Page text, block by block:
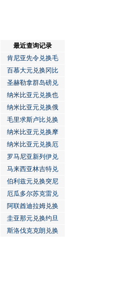
最近查询记录
肯尼亚先令兑换毛
百慕大元兑换冈比
圣赫勒拿群岛磅兑
纳米比亚元兑换也
纳米比亚元兑换俄
毛里求斯卢比兑换
纳米比亚元兑换摩
纳米比亚元兑换厄
罗马尼亚新列伊兑
马来西亚林吉特兑
伯利兹元兑换突尼
厄瓜多尔苏克雷兑
阿联酋迪拉姆兑换
圭亚那元兑换约旦
斯洛伐克克朗兑换